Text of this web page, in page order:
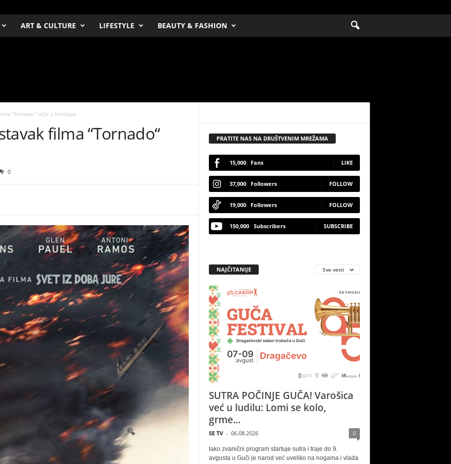
ART & CULTURE LIFESTYLE BEAUTY & FASHION
“Tornado“ stiže u bioskope
filma “Tornado“
0
PRATITE NAS NA DRUŠTVENIM MREŽAMA
15,000 Fans LIKE
37,000 Followers FOLLOW
19,000 Followers FOLLOW
150,000 Subscribers SUBSCRIBE
NAJČITANIJE Sve vesti
SUTRA POČINJE GUČA! Varošica
već u ludilu: Lomi se kolo,
grme...
SE TV - 06.08.2026 0
Iako zvanični program startuje sutra i traje do 9.
avgusta u Guči je narod već uveliko na nogama i vlada